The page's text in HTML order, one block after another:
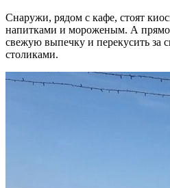
Снаружи, рядом с кафе, стоят
напитками и мороженым. А
свежую выпечку и перекусить за
столиками.